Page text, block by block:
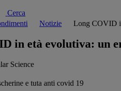
Cerca
Notizie Long COVID
in età evolutiva: un
Science